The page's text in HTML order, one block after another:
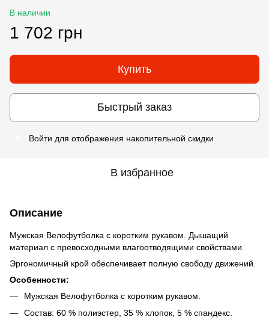
В наличии
1 702 грн
Купить
Быстрый заказ
Войти для отображения накопительной скидки
В избранное
Описание
Мужская Велофутболка c коротким рукавом. Дышащий
материал с превосходными влагоотводящими свойствами.
Эргономичный крой обеспечивает полную свободу движений.
Особенности:
Мужская Велофутболка с коротким рукавом.
Состав: 60 % полиэстер, 35 % хлопок, 5 % спандекс.